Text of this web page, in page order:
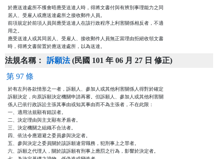
於應送達處所不獲會晤應受送達人時，得將文書付與有辨別事理能力之同
居人、受雇人或應送達處所之接收郵件人員。
前項規定於前項人員與應受送達人在該行政程序上利害關係相反者，不適
用之。
應受送達人或其同居人、受雇人、接收郵件人員無正當理由拒絕收領文書
時，得將文書留置於應送達處所，以為送達。
法規名稱： 訴願法(民國 101 年 06 月 27 日 修正)
第 97 條
於有左列各款情形之一者，訴願人、參加人或其他利害關係人得對於確定
訴願決定，向原訴願決定機關申請再審。但訴願人、參加人或其他利害關
係人已依行政訴訟主張其事由或知其事由而不為主張者，不在此限：
一、適用法規顯有錯誤者。
二、決定理由與主文顯有矛盾者。
三、決定機關之組織不合法者。
四、依法令應迴避之委員參與決定者。
五、參與決定之委員關於該訴願違背職務，犯刑事上之罪者。
六、訴願之代理人，關於該訴願有刑事上應罰之行為，影響於決定者。